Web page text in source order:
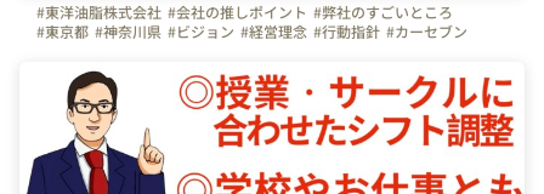
#東洋油脂株式会社 #会社の推しポイント #弊社のすごいところ
#東京都 #神奈川県 #ビジョン #経営理念 #行動指針 #カーセブン
#新百合ヶ丘
#自由が丘 #大船
#中古車